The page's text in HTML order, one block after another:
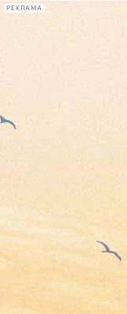
РЕКЛАМА
лекции
книги